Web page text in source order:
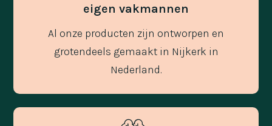
eigen vakmannen
Al onze producten zijn ontworpen en
grotendeels gemaakt in Nijkerk in
Nederland.